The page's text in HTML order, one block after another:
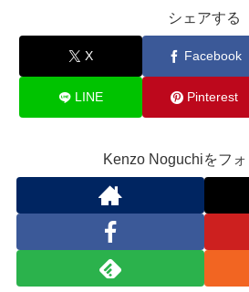
シェアする
X Facebook
LINE Pinterest
Kenzo Noguchiをフ